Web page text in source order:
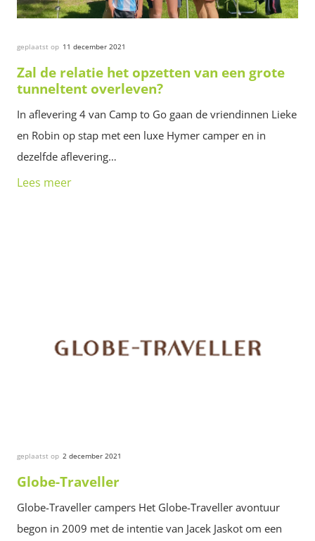
geplaatst op 11 december 2021
Zal de relatie het opzetten van een grote
tunneltent overleven?
In aflevering 4 van Camp to Go gaan de vriendinnen Lieke
en Robin op stap met een luxe Hymer camper en in
dezelfde aflevering…
Lees meer
geplaatst op 2 december 2021
Globe-Traveller
Globe-Traveller campers Het Globe-Traveller avontuur
begon in 2009 met de intentie van Jacek Jaskot om een